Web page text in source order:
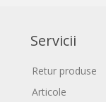
Servicii
Retur produse
Articole